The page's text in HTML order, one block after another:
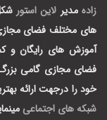
زاده مدیر لاین استور
های مختلف فضای مجازی
آموزش های رایگان و
فضای مجازی گامی
خود را درجهت ارائه
شبکه های اجتماعی